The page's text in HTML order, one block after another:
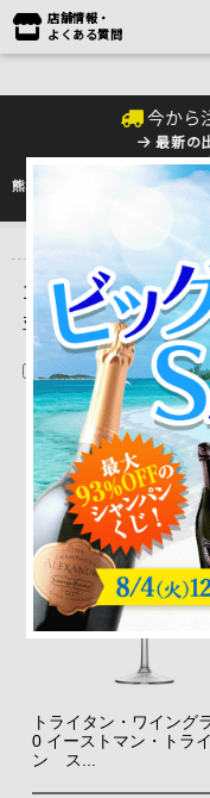
店舗情報・
よくある質問
今から
最新の
熊本地震の影響により九州へ
ワイン雑貨＆雑
1 ～ 2 件目を表示し
並べ替え
在庫切れを除く
トライタン・ワイング
0 イーストマン・トラ
ン ス...